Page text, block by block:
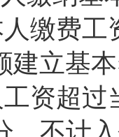
缴费
建立基
资超